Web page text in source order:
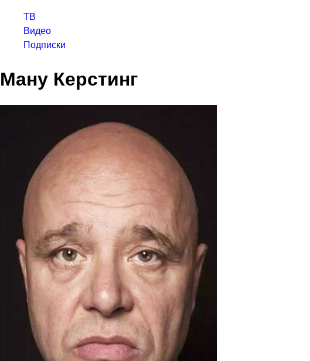
ТВ
Видео
Подписки
Ману Керстинг